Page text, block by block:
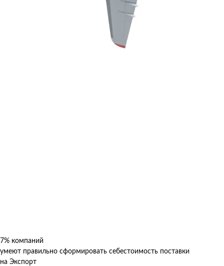
7% компаний
умеют правильно сформировать себестоимость поставки
на Экспорт